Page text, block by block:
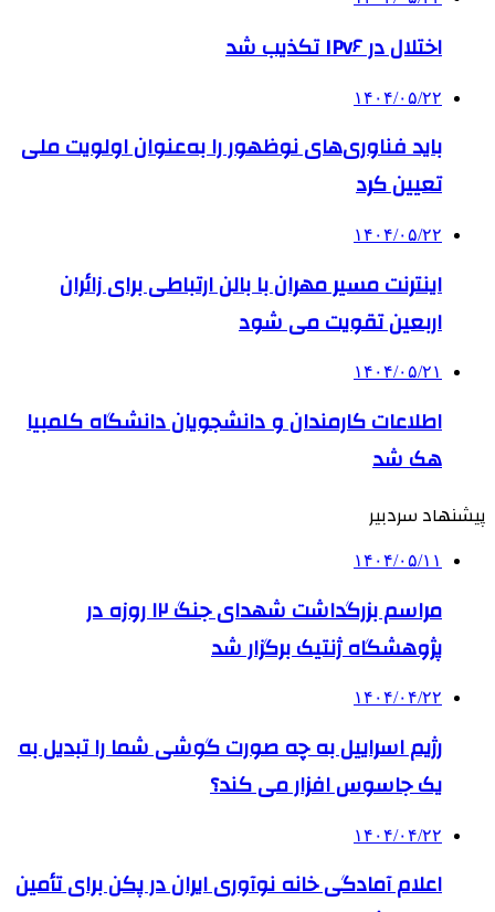
اختلال در IPv۶ تکذیب شد
۱۴۰۴/۰۵/۲۲
باید فناوری‌های نوظهور را به‌عنوان اولویت ملی
تعیین کرد
۱۴۰۴/۰۵/۲۲
اینترنت مسیر مهران با بالن ارتباطی برای زائران
اربعین تقویت می شود
۱۴۰۴/۰۵/۲۱
اطلاعات کارمندان و دانشجویان دانشگاه کلمبیا
هک شد
پیشنهاد سردبیر
۱۴۰۴/۰۵/۱۱
مراسم بزرگداشت شهدای جنگ ۱۲ روزه در
پژوهشگاه ژنتیک برگزار شد
۱۴۰۴/۰۴/۲۲
رژیم اسراییل به چه صورت گوشی شما را تبدیل به
یک جاسوس افزار می کند؟
۱۴۰۴/۰۴/۲۲
اعلام آمادگی خانه نوآوری ایران در پکن برای تأمین